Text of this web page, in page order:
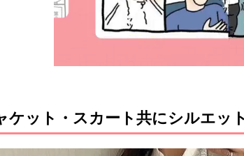
ケット・スカート共にシルエッ